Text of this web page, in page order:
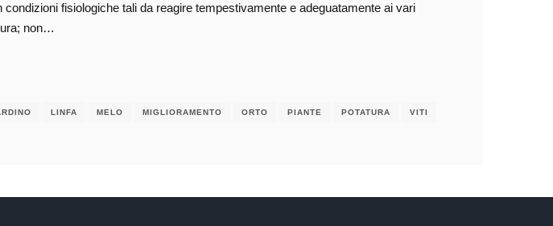
condizioni fisiologiche tali da reagire tempestivamente e adeguatamente ai vari
non…
LINFA MELO MIGLIORAMENTO ORTO PIANTE POTATURA VITI